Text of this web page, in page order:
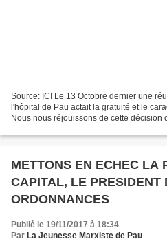
Source: ICI Le 13 Octobre dernier une
l'hôpital de Pau actait la gratuité et le
Nous nous réjouissons de cette décision
METTONS EN ECHEC LA
CAPITAL, LE PRESIDENT
ORDONNANCES
Publié le 19/11/2017 à 18:34
Par La Jeunesse Marxiste de Pau